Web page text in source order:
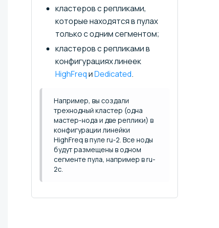
кластеров с репликами,
которые находятся в пулах
только с одним сегментом;
кластеров с репликами в
конфигурациях линеек
HighFreqиDedicated.
Например, вы создали
трехнодный кластер (одна
мастер-нода и две реплики) в
конфигурации линейки
HighFreq в пуле ru-2. Все ноды
будут размещены в одном
сегменте пула, например в ru-
2c.